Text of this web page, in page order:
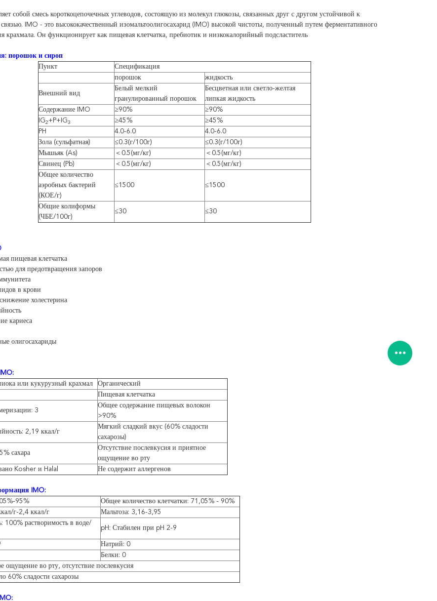
собой смесь короткоцепочечных углеводов, состоящую из молекул глюкозы, связанных друг с другом устойчивой к
IMO - это высококачественный изомальтоолигосахарид (IMO) высокой чистоты, полученный путем ферментативного
крахмала. Он функционирует как пищевая клетчатка, пребиотик и низкокалорийный подсластитель
порошок и сироп
Пункт
Спецификация
порошок
жидкость
Внешний вид
Белый мелкий
гранулированный порошок
Бесцветная или светло-желтая
липкая жидкость
Содержание IMO
≥90%
≥90%
IG2+P+IG3 ≥45%
≥45%
PH
4.0-6.0
4.0-6.0
Зола (сульфатная)
≤0.3(г/100г)
≤0.3(г/100г)
Мышьяк (As)
＜0.5(мг/кг)
＜0.5(мг/кг)
Свинец (Pb)
＜0.5(мг/кг)
＜0.5(мг/кг)
Общее количество
аэробных бактерий
(КОЕ/г)
≤1500 ≤1500
Общие колиформы
(ЧБЕ/100г)
≤30 ≤30
пищевая клетчатка
для предотвращения запоров
в крови
холестерина
кариеса
олигосахариды
или кукурузный крахмал
Органический
Пищевая клетчатка
3
Общее содержание пищевых волокон
>90%
2,19 ккал/г
Мягкий сладкий вкус (60% сладости
сахарозы)
сахара
Отсутствие послевкусия и приятное
ощущение во рту
Kosher и Halal
Не содержит аллергенов
IMO:
95%
Общее количество клетчатки: 71,05% - 90%
г-2,4 ккал/г
Мальтоза: 3,16-3,95
100% растворимость в воде/
pH: Стабилен при pH 2-9
Натрий: 0
Белки: 0
ощущение во рту, отсутствие послевкусия
60% сладости сахарозы